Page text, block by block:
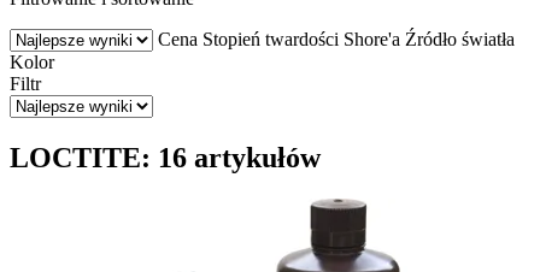
Cena Stopień twardości Shore'a Źródło światła
Kolor
Filtr
LOCTITE: 16 artykułów